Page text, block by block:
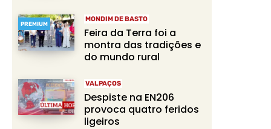
PREMIUM
MONDIM DE BASTO
Feira da Terra foi a
montra das tradições e
do mundo rural
VALPAÇOS
Despiste na EN206
provoca quatro feridos
ligeiros